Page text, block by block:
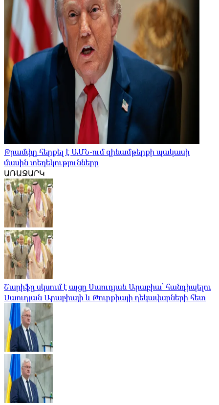
Թրամփը հերքել է ԱՄՆ-ում զինամթերքի պակասի
մասին տեղեկությունները
ԱՌԱՋԱՐԿ
Շարիֆը սկսում է այցը Սաուդյան Արաբիա՝ հանդիպելու
Սաուդյան Արաբիայի և Թուրքիայի ղեկավարների հետ